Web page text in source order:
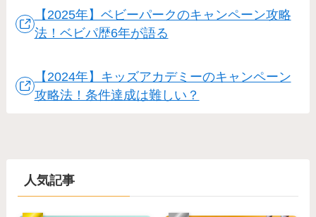
【2025年】ベビーパークのキャンペーン攻略
法！ベビパ歴6年が語る
【2024年】キッズアカデミーのキャンペーン
攻略法！条件達成は難しい？
人気記事